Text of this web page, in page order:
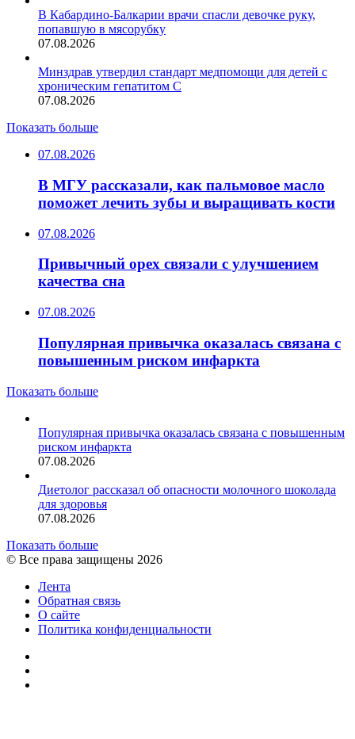
В Кабардино-Балкарии врачи спасли девочке руку,
попавшую в мясорубку
07.08.2026
Минздрав утвердил стандарт медпомощи для детей с
хроническим гепатитом С
07.08.2026
Показать больше
07.08.2026
В МГУ рассказали, как пальмовое масло
поможет лечить зубы и выращивать кости
07.08.2026
Привычный орех связали с улучшением
качества сна
07.08.2026
Популярная привычка оказалась связана с
повышенным риском инфаркта
Показать больше
Популярная привычка оказалась связана с повышенным
риском инфаркта
07.08.2026
Диетолог рассказал об опасности молочного шоколада
для здоровья
07.08.2026
Показать больше
© Все права защищены 2026
Лента
Обратная связь
О сайте
Политика конфиденциальности